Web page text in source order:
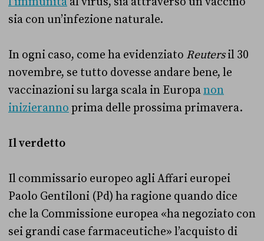
sia con un’infezione naturale.
In ogni caso, come ha evidenziato Reutersil 30
novembre, se tutto dovesse andare bene, le
vaccinazioni su larga scala in Europanon
inizieranno prima delle prossima primavera.
Il verdetto
Il commissario europeo agli Affari europei
Paolo Gentiloni (Pd) ha ragione quando dice
che la Commissione europea «ha negoziato con
sei grandi case farmaceutiche» l’acquisto di